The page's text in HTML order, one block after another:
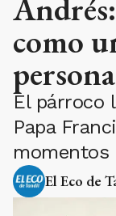
como
El párroco
Papa
momentos
El Eco de